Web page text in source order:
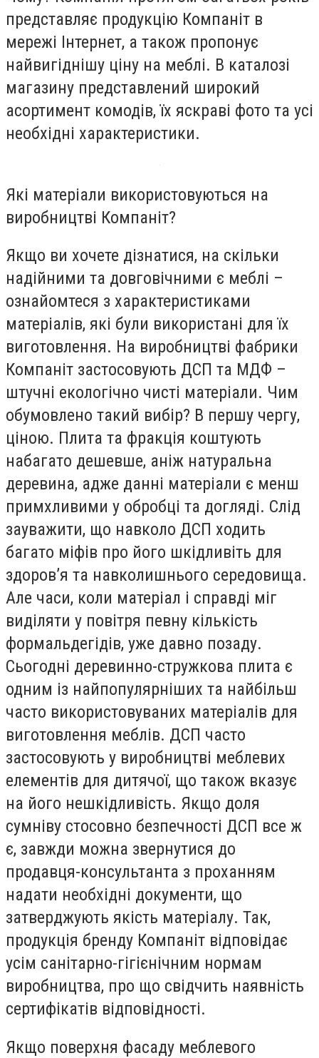
представляє продукцію Компаніт в
мережі Інтернет, а також пропонує
найвигіднішу ціну на меблі. В каталозі
магазину представлений широкий
асортимент комодів, їх яскраві фото та усі
необхідні характеристики.
Які матеріали використовуються на
виробництві Компаніт?
Якщо ви хочете дізнатися, на скільки
надійними та довговічними є меблі –
ознайомтеся з характеристиками
матеріалів, які були використані для їх
виготовлення. На виробництві фабрики
Компаніт застосовують ДСП та МДФ –
штучні екологічно чисті матеріали. Чим
обумовлено такий вибір? В першу чергу,
ціною. Плита та фракція коштують
набагато дешевше, аніж натуральна
деревина, адже данні матеріали є менш
примхливими у обробці та догляді. Слід
зауважити, що навколо ДСП ходить
багато міфів про його шкідливіть для
здоров’я та навколишнього середовища.
Але часи, коли матеріал і справді міг
виділяти у повітря певну кількість
формальдегідів, уже давно позаду.
Сьогодні деревинно-стружкова плита є
одним із найпопулярніших та найбільш
часто використовуваних матеріалів для
виготовлення меблів. ДСП часто
застосовують у виробництві меблевих
елементів для дитячої, що також вказує
на його нешкідливість. Якщо доля
сумніву стосовно безпечності ДСП все ж
є, завжди можна звернутися до
продавця-консультанта з проханням
надати необхідні документи, що
затверджують якість матеріалу. Так,
продукція бренду Компаніт відповідає
усім санітарно-гігієнічним нормам
виробництва, про що свідчить наявність
сертифікатів відповідності.
Якщо поверхня фасаду меблевого